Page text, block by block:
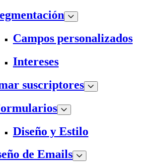
Campos personalizados
Intereses
suscriptores
Diseño y Estilo
de Emails